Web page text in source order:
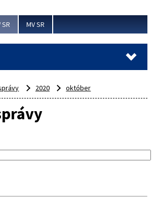
MV SR
2020 október